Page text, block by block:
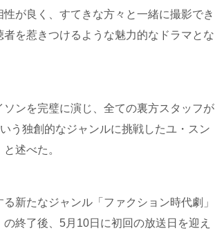
が良く、すてきな方々と一緒に撮影でき
を惹きつけるような魅力的なドラマとな
ンを完璧に演じ、全ての裏方スタッフが
う独創的なジャンルに挑戦したユ・スン
述べた。
新たなジャンル「ファクション時代劇」
終了後、5月10日に初回の放送日を迎え